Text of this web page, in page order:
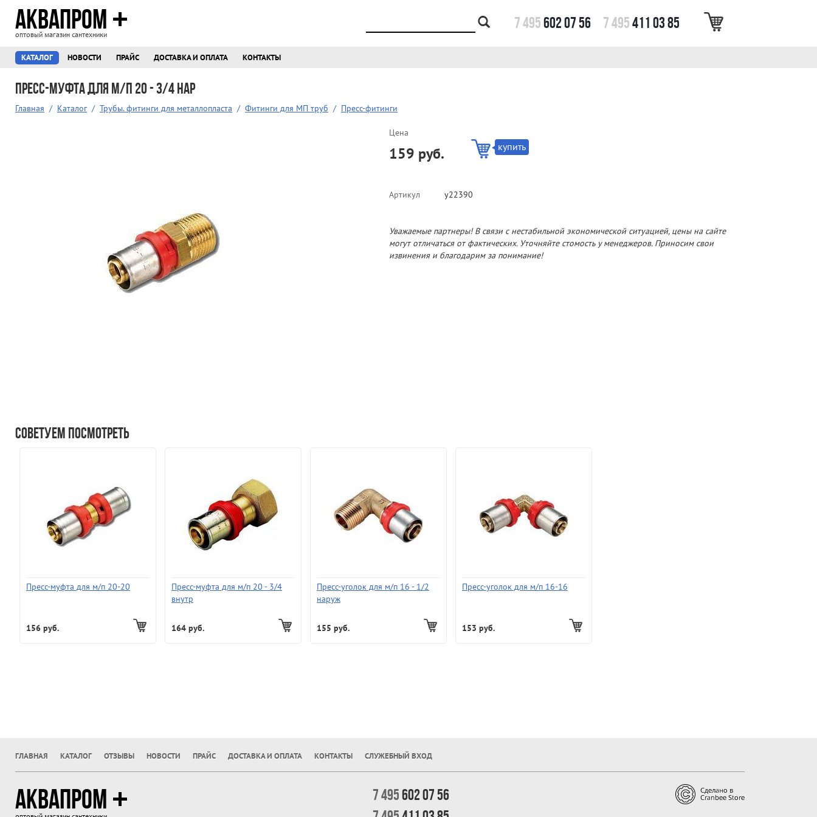
7 495602 07 56 7 495411 03 85
АКВАПРОМ
оптовый магазин сантехники
КАТАЛОГ НОВОСТИ ПРАЙС ДОСТАВКА И ОПЛАТА КОНТАКТЫ
Пресс-муфта для м/п 20 - 3/4 нар
Главная / Каталог / Трубы. фитинги для металлопласта / Фитинги для МП труб / Пресс-фитинги
Цена
159 руб. купить
Артикул у22390
Уважаемые партнеры! В связи с нестабильной экономической ситуацией, цены на сайте
могут отличаться от фактических. Уточняйте стомость у менеджеров. Приносим свои
извинения и благодарим за понимание!
Советуем посмотреть
Пресс-муфта для м/п 20-20
156 руб.
Пресс-муфта для м/п 20 - 3/4
внутр
164 руб.
Пресс-уголок для м/п 16 - 1/2
наруж
155 руб.
Пресс-уголок для м/п 16-16
153 руб.
ГЛАВНАЯ КАТАЛОГ ОТЗЫВЫ НОВОСТИ ПРАЙС ДОСТАВКА И ОПЛАТА КОНТАКТЫ СЛУЖЕБНЫЙ ВХОД
АКВАПРОМ 7 495602 07 56